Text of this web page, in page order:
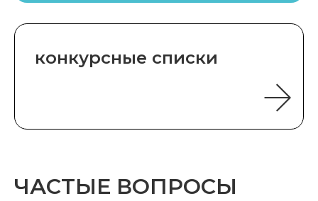
конкурсные списки
ЧАСТЫЕ ВОПРОСЫ